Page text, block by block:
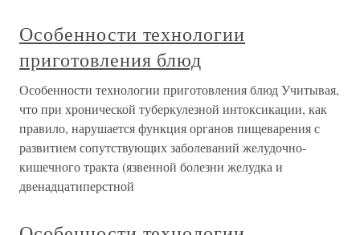
Особенности технологии
приготовления блюд
Особенности технологии приготовления блюд Учитывая,
что при хронической туберкулезной интоксикации, как
правило, нарушается функция органов пищеварения с
развитием сопутствующих заболеваний желудочно-
кишечного тракта (язвенной болезни желудка и
двенадцатиперстной